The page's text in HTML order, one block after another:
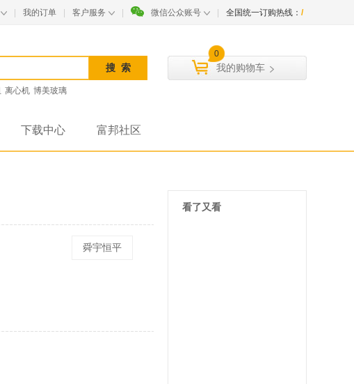
我的订单 客户服务 微信公众账号 全国统一订购热线： /
离心机 博美玻璃
0
我的购物车
下载中心 富邦社区
舜宇恒平
看了又看